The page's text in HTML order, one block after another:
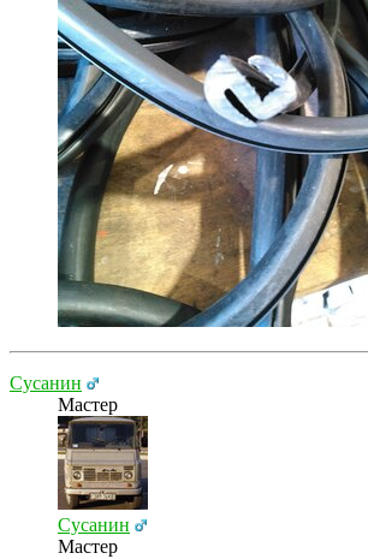
Сусанин
Мастер
Сусанин
Мастер